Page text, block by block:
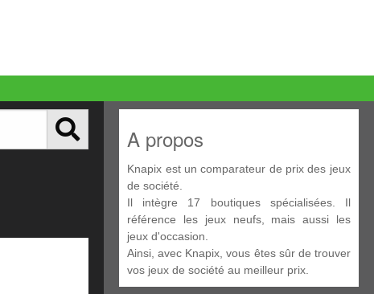
A propos
Knapix est un comparateur de prix des jeux
de société.
Il intègre 17 boutiques spécialisées. Il
référence les jeux neufs, mais aussi les
jeux d'occasion.
Ainsi, avec Knapix, vous êtes sûr de trouver
vos jeux de société au meilleur prix.